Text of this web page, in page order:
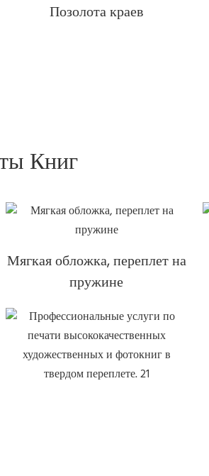
Позолота краев
Книг
Мягкая обложка, переплет на
пружине